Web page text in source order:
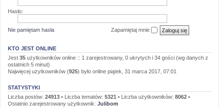
Hasło:
Nie pamiętam hasła Zapamiętaj mnie
KTO JEST ONLINE
Jest 35 użytkowników online :: 1 zarejestrowany, 0 ukrytych i 34 gości (wg danych z
ostatnich 5 minut)
Najwięcej użytkowników (925) było online piątek, 31 marca 2017, 07:01
STATYSTYKI
Liczba postów: 24913 • Liczba tematów: 5321 • Liczba użytkowników: 8062 •
Ostatnio zarejestrowany użytkownik: Julibom